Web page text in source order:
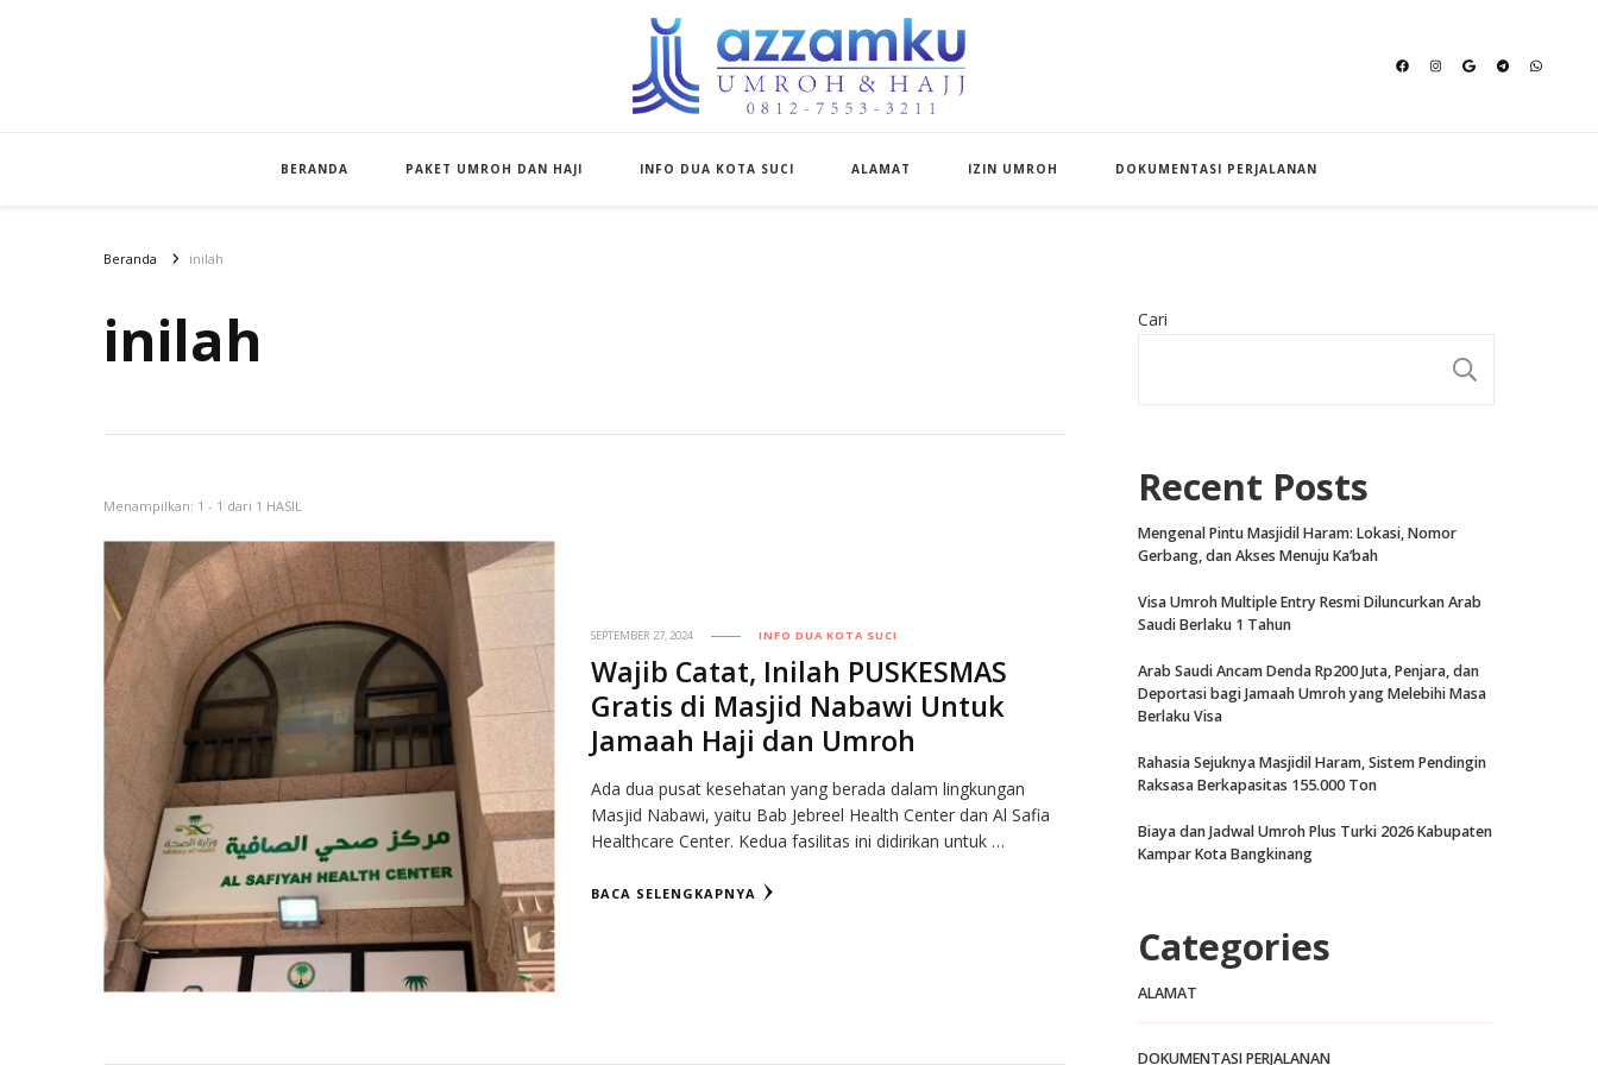
BERANDA PAKET UMROH DAN HAJI INFO DUA KOTA SUCI ALAMAT IZIN UMROH DOKUMENTASI PERJALANAN
Beranda inilah
inilah
Menampilkan: 1 - 1 dari 1 HASIL
SEPTEMBER 27, 2024 INFO DUA KOTA SUCI
Wajib Catat, Inilah PUSKESMAS
Gratis di Masjid Nabawi Untuk
Jamaah Haji dan Umroh
Ada dua pusat kesehatan yang berada dalam lingkungan
Masjid Nabawi, yaitu Bab Jebreel Health Center dan Al Safia
Healthcare Center. Kedua fasilitas ini didirikan untuk …
BACA SELENGKAPNYA
Cari
Recent Posts
Mengenal Pintu Masjidil Haram: Lokasi, Nomor
Gerbang, dan Akses Menuju Ka’bah
Visa Umroh Multiple Entry Resmi Diluncurkan Arab
Saudi Berlaku 1 Tahun
Arab Saudi Ancam Denda Rp200 Juta, Penjara, dan
Deportasi bagi Jamaah Umroh yang Melebihi Masa
Berlaku Visa
Rahasia Sejuknya Masjidil Haram, Sistem Pendingin
Raksasa Berkapasitas 155.000 Ton
Biaya dan Jadwal Umroh Plus Turki 2026 Kabupaten
Kampar Kota Bangkinang
Categories
ALAMAT
DOKUMENTASI PERJALANAN